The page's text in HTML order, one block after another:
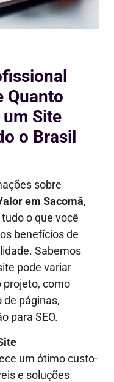
Quanto
Site
o Brasil
sobre
em Sacomã,
o que você
benefícios de
Sabemos
pode variar
projeto, como
de páginas,
para SEO.
um ótimo custo-
e soluções